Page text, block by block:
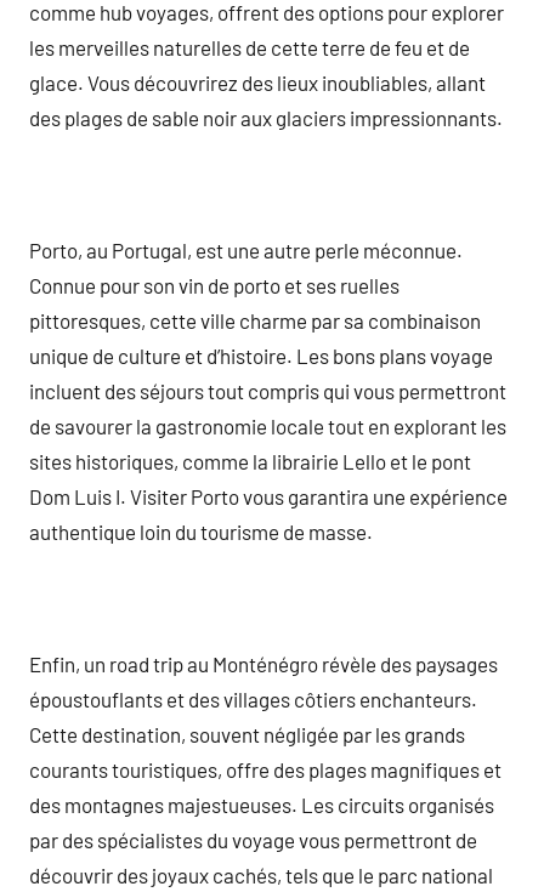
comme hub voyages, offrent des options pour explorer
les merveilles naturelles de cette terre de feu et de
glace. Vous découvrirez des lieux inoubliables, allant
des plages de sable noir aux glaciers impressionnants.
Porto, au Portugal, est une autre perle méconnue.
Connue pour son vin de porto et ses ruelles
pittoresques, cette ville charme par sa combinaison
unique de culture et d’histoire. Les bons plans voyage
incluent des séjours tout compris qui vous permettront
de savourer la gastronomie locale tout en explorant les
sites historiques, comme la librairie Lello et le pont
Dom Luis I. Visiter Porto vous garantira une expérience
authentique loin du tourisme de masse.
Enfin, un road trip au Monténégro révèle des paysages
époustouflants et des villages côtiers enchanteurs.
Cette destination, souvent négligée par les grands
courants touristiques, offre des plages magnifiques et
des montagnes majestueuses. Les circuits organisés
par des spécialistes du voyage vous permettront de
découvrir des joyaux cachés, tels que le parc national